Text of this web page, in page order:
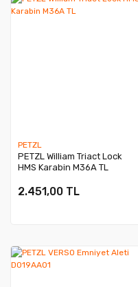
PETZL
PETZL William Triact Lock
HMS Karabin M36A TL
2.451,00 TL